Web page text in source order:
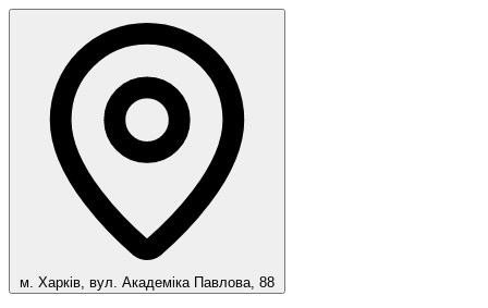
м. Харків, вул. Академіка Павлова, 88